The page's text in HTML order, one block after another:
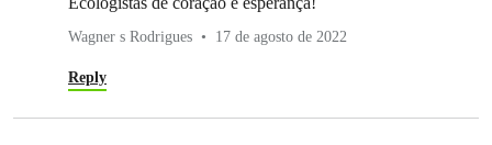
Wagner s Rodrigues 17 de agosto de 2022
Reply